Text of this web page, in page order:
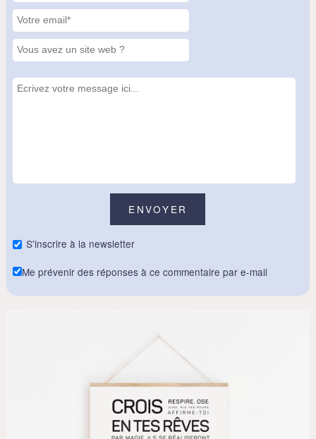
S'inscrire à la newsletter
Me prévenir des réponses à ce commentaire par e-mail